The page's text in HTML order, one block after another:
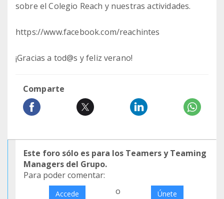
sobre el Colegio Reach y nuestras actividades.
https://www.facebook.com/reachintes
¡Gracias a tod@s y feliz verano!
Comparte
Este foro sólo es para los Teamers y Teaming
Managers del Grupo.
Para poder comentar:
Accede o Únete